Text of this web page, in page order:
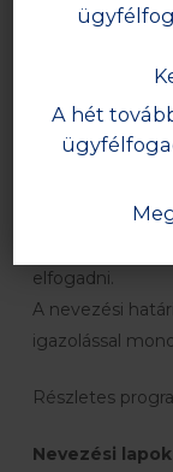
Postai úton:
MSLT
elfogadni.
A nevezési
igazolással
Részletes
Nevezési
A hét